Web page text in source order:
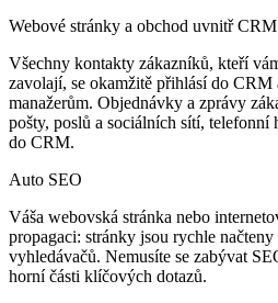
Webové stránky a obchod uvnitř CRM
Všechny kontakty zákazníků, kteří
zavolají, se okamžitě přihlásí do CRM
manažerům. Objednávky a zprávy
pošty, poslů a sociálních sítí, telefonní
do CRM.
Auto SEO
Váša webovská stránka nebo
propagaci: stránky jsou rychle
vyhledávačů. Nemusíte se zabývat
horní části klíčových dotazů.